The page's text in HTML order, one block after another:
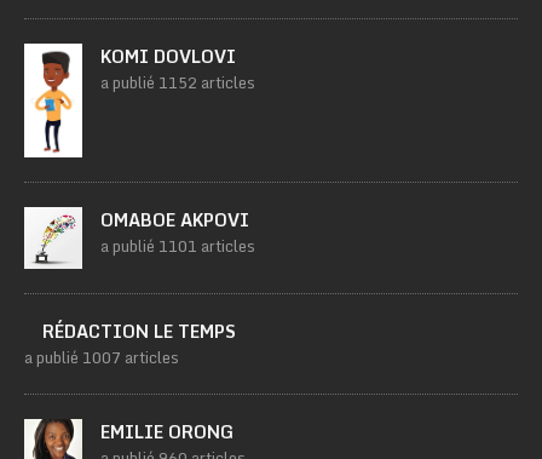
KOMI DOVLOVI
a publié 1152 articles
OMABOE AKPOVI
a publié 1101 articles
RÉDACTION LE TEMPS
a publié 1007 articles
EMILIE ORONG